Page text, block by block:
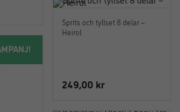
Sprits och tyllset 8 delar –
Heirol
249,00 kr
extra